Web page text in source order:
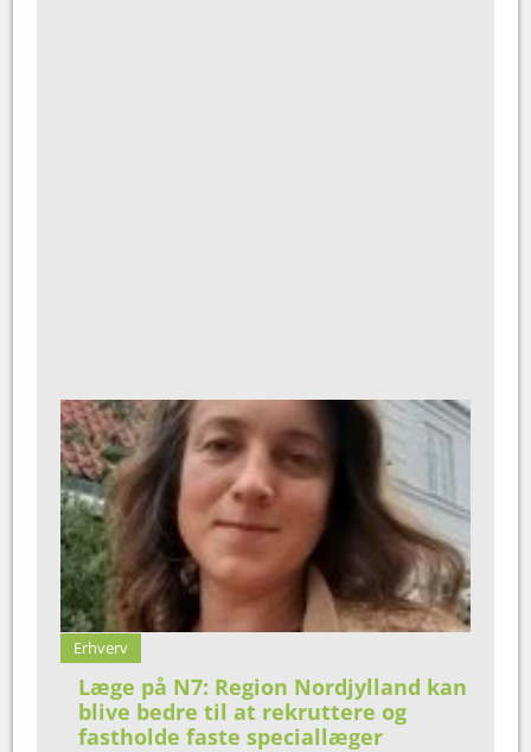
Erhverv
Læge på N7: Region Nordjylland kan
blive bedre til at rekruttere og
fastholde faste speciallæger